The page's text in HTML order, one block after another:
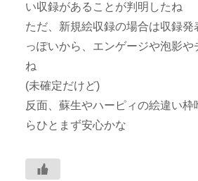
い収録があることが判明したね
ただ、新規絵収録の場合は収録発
っぽいから、エンゲージや泡影
ね
(未確定だけど)
反面、蘇生やハーピィの絵違い
らひとまず安心かな